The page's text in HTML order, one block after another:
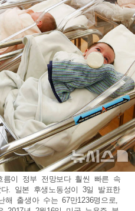
름이 정부 전망보다 훨씬 빠른 속
. 일본 후생노동성이 3일 발표한
해 출생아 수는 67만1236명으로,